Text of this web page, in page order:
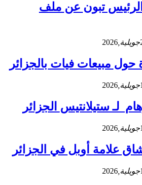
الرئيس تبون عن ملف
جويلية, 2026
حول مبيعات فيات بالجزائر
جويلية, 2026
لـ ستيلانتيس الجزائر
جويلية, 2026
علامة أوبل في الجزائر
جويلية, 2026